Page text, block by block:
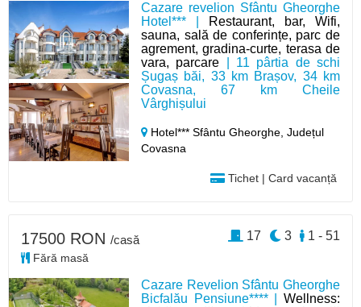
Cazare revelion Sfântu Gheorghe
Hotel*** |
Restaurant, bar, Wifi,
sauna, sală de conferințe, parc de
agrement, gradina-curte, terasa de
vara, parcare | 11 pârtia de schi
Șugaș băi, 33 km Brașov, 34 km
Covasna, 67 km Cheile
Vârghișului
Hotel*** Sfântu Gheorghe,Județul
Covasna
Tichet | Card vacanță
Cazare Revelion Sfântu Gheorghe
Bicfalău Pensiune**** | Wellness:
17500 RON /casă
Fără masă
1 - 51
3
17